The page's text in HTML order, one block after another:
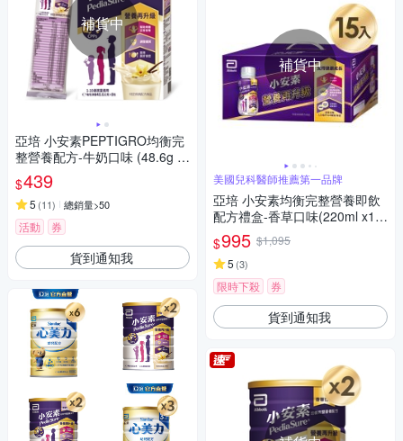
補貨中
亞培 小安素PEPTIGRO均衡完
整營養配方-牛奶口味 (48.6g x
8包)
$439
5 (11) 總銷量>50
活動 券
貨到通知我
補貨中
美國兒科醫師推薦第一品牌
亞培 小安素均衡完整營養即飲
配方禮盒-香草口味(220ml x15
入)
$995 $1,095
5 (3)
限時下殺 券
貨到通知我